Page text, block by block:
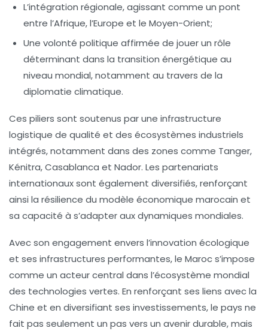
L’intégration régionale, agissant comme un pont
entre l’Afrique, l’Europe et le Moyen-Orient;
Une volonté politique affirmée de jouer un rôle
déterminant dans la transition énergétique au
niveau mondial, notamment au travers de la
diplomatie climatique.
Ces piliers sont soutenus par une infrastructure
logistique de qualité et des écosystèmes industriels
intégrés, notamment dans des zones comme Tanger,
Kénitra, Casablanca et Nador. Les partenariats
internationaux sont également diversifiés, renforçant
ainsi la résilience du modèle économique marocain et
sa capacité à s’adapter aux dynamiques mondiales.
Avec son engagement envers l’innovation écologique
et ses infrastructures performantes, le Maroc s’impose
comme un acteur central dans l’écosystème mondial
des technologies vertes. En renforçant ses liens avec la
Chine et en diversifiant ses investissements, le pays ne
fait pas seulement un pas vers un avenir durable, mais